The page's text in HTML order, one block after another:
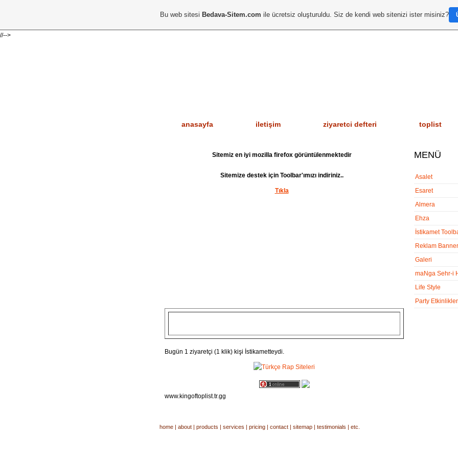
//-->
anasayfa i̇letişim ziyaretci defteri toplist
MENÜ
Asalet
Esaret
Almera
Ehza
İstikamet
Reklam
Galeri
maNga Sehr-i
Life Style
Party
Sitemiz en iyi mozilla firefox görüntülenmektedir
Sitemize destek için Toolbar'ımızı indiriniz..
Tıkla
Bugün 1 ziyaretçi (1 klik) kişi İstikametteydi.
www.kingoftoplist.tr.gg
home | about | products | services | pricing | contact | sitemap | testimonials | etc.
Bu web sitesi Bedava-Sitem.com ile ücretsiz oluşturuldu. Siz de kendi web sitenizi ister misiniz?